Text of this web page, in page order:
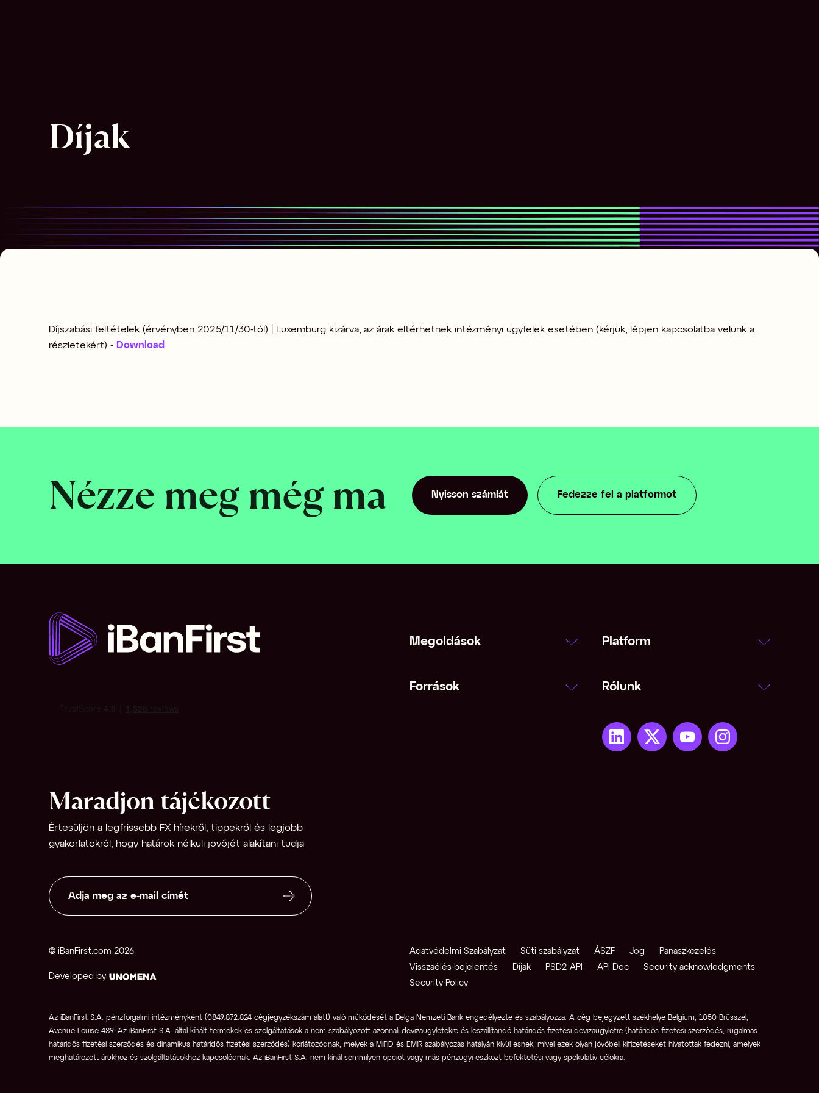
Díjak
Díjszabási feltételek (érvényben 2025/11/30-tól) | Luxemburg kizárva; az árak eltérhetnek intézményi ügyfelek esetében (kérjük, lépjen kapcsolatba velünk a
részletekért) - Download
Nézze meg még ma Nyisson számlát
Nyisson számlát
Fedezze fel a platformot
Maradjon tájékozott
Értesüljön a legfrissebb FX hírekről, tippekről és legjobb
gyakorlatokról, hogy határok nélküli jövőjét alakítani tudja
Megoldások Platform
Források Rólunk
© iBanFirst.com 2026
Developed by
Adatvédelmi Szabályzat Süti szabályzat ÁSZF Jog
Panaszkezelés
Visszaélés-bejelentés
Díjak PSD2 API API Doc
Security acknowledgments
Security Policy
Az iBanFirst S.A. pénzforgalmi intézményként (0849.872.824 cégjegyzékszám alatt) való működését a Belga Nemzeti Bank engedélyezte és szabályozza. A cég bejegyzett székhelye Belgium, 1050 Brüsszel,
Avenue Louise 489. Az iBanFirst S.A. által kínált termékek és szolgáltatások a nem szabályozott azonnali devizaügyletekre és leszállítandó határidős fizetési devizaügyletre (határidős fizetési szerződés, rugalmas
határidős fizetési szerződés és dinamikus határidős fizetési szerződés) korlátozódnak, melyek a MiFID és EMIR szabályozás hatályán kívül esnek, mivel ezek olyan jövőbeli kifizetéseket hivatottak fedezni, amelyek
meghatározott árukhoz és szolgáltatásokhoz kapcsolódnak. Az iBanFirst S.A. nem kínál semmilyen opciót vagy más pénzügyi eszközt befektetési vagy spekulatív célokra.